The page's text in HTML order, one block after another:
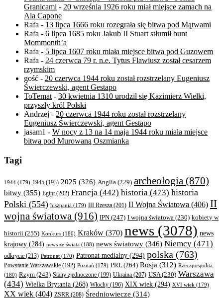
Granicami - 20 września 1926 roku miał miejsce zamach na
Ala Capone
Rafa - 13 lipca 1666 roku rozegrała się bitwa pod Mątwami
Rafa - 6 lipca 1685 roku Jakub II Stuart stłumił bunt
Mommonth’a
Rafa - 5 lipca 1607 roku miała miejsce bitwa pod Guzowem
Rafa - 24 czerwca 79 r. n.e. Tytus Flawiusz został cesarzem
rzymskim
gość - 20 czerwca 1944 roku został rozstrzelany Eugeniusz
Świerczewski, agent Gestapo
ToTemat - 30 kwietnia 1310 urodził się Kazimierz Wielki,
przyszły król Polski
Andrzej - 20 czerwca 1944 roku został rozstrzelany
Eugeniusz Świerczewski, agent Gestapo
jasam1 - W nocy z 13 na 14 maja 1944 roku miała miejsce
bitwa pod Murowaną Oszmianką
Tagi
1944 (179) 1945 (193) 2025 (326) Anglia (229) archeologia (870)
bitwy (355) Egipt(202) Francja (442) historia (473) historia
Polski (554) hiszpania (179) III Rzesza (201) II Wojna Światowa (406) II
wojna światowa (916) IPN (247) I wojna światowa (230) kobiety w
historii (255) Konkurs (180) Kraków (370) news (3078) news
krajowy (284) news ze świata (188) news światowy (346) Niemcy (471)
odkrycie (213) Patronat (170) Patronat medialny (294) polska (763)
Powstanie Warszawskie (192) Poznań (179) PRL(264) Rosja (312) Rzeczpospolita
(180) Rzym (243) Stany zjednoczone (199) Ukraina (207) USA(230) Warszawa
(434) Wielka Brytania (268) Włochy (196) XIX wiek (294) XVI wiek (179)
XX wiek (404) ZSRR (208) Średniowiecze (314)